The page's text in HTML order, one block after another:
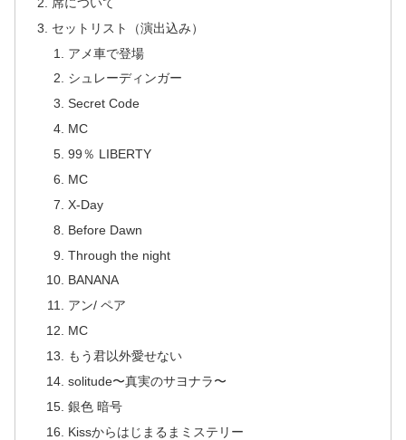
セットリスト（演出込み）
アメ車で登場
シュレーディンガー
Secret Code
MC
99％ LIBERTY
MC
X-Day
Before Dawn
Through the night
BANANA
アン/ ペア
MC
もう君以外愛せない
solitude〜真実のサヨナラ〜
銀色 暗号
Kissからはじまるまミステリー